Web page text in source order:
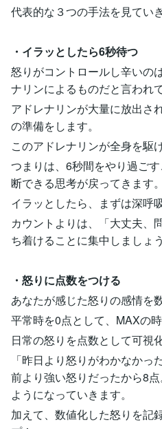
代表的な３つの手法を見てい
・イラッとしたら6秒待つ
怒りがコントロールし辛いの
ナリンによるものだと言われ
アドレナリンが大量に放出さ
の準備をします。
このアドレナリンが全身を駆
つまりは、6秒間をやり過ご
断できる思考が戻ってきます。
イラッとしたら、まずは深呼
カウントよりは、「大丈夫、
ち着けることに集中しましょう
・怒りに点数をつける
あなたが感じた怒りの感情を
平常時を0点として、MAXの時
日常の怒りを点数として可視
「昨日より怒りがわかなか
前より強い怒りだったから8
ようになっていきます。
加えて、数値化した怒りを記